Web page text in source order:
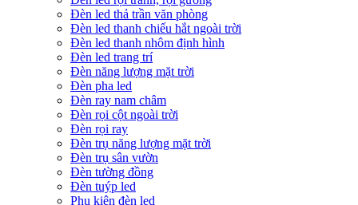
Đèn led thả trần văn phòng
Đèn led thanh chiếu hắt ngoài trời
Đèn led thanh nhôm định hình
Đèn led trang trí
Đèn năng lượng mặt trời
Đèn pha led
Đèn ray nam châm
Đèn rọi cột ngoài trời
Đèn rọi ray
Đèn trụ năng lượng mặt trời
Đèn trụ sân vườn
Đèn tường đồng
Đèn tuýp led
Phụ kiện đèn led